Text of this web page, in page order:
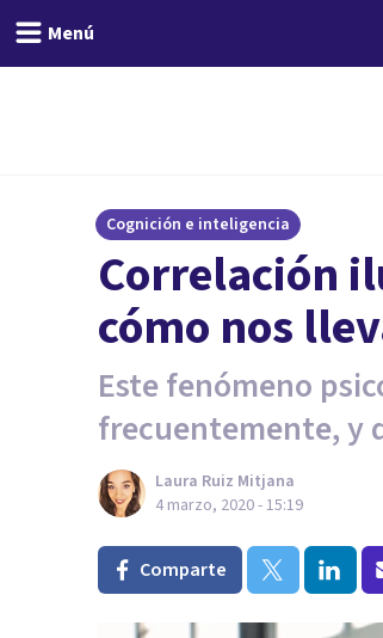
Menú
Cognición e inteligencia
Correlación
cómo nos
Este fenómeno
frecuentemente, y
Laura Ruiz Mitjana
4 marzo, 2020 - 15:19
Comparte